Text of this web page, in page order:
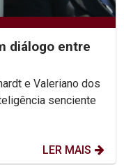
diálogo entre
e Valeriano dos
senciente
LER MAIS